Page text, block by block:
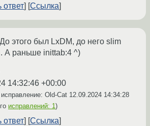
ответ
Ссылка
этого был LxDM, до него slim
А раньше inittab:4 ^)
14:32:46 +00:00
Old-Cat 12.09.2024 14:34:28
исправлений: 1)
ответ Ссылка